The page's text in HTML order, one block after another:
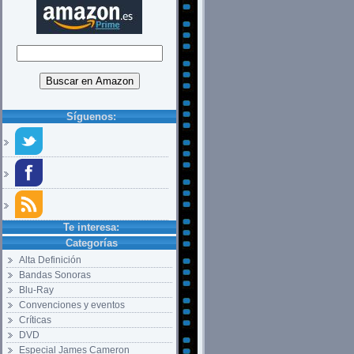
Síguenos:
Te interesa:
Categorías
Alta Definición
Bandas Sonoras
Blu-Ray
Convenciones y eventos
Críticas
DVD
Especial James Cameron